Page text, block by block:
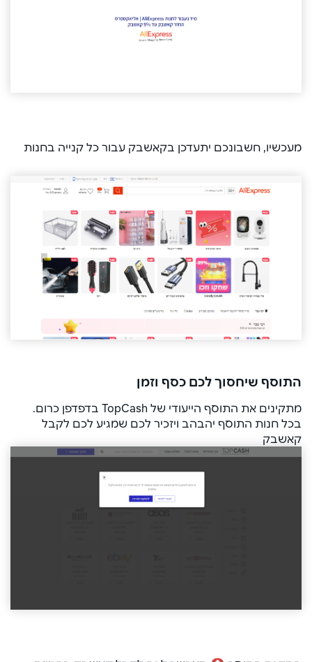
מעכשיו, חשבונכם יתעדכן בקאשבק עבור כל קנייה בחנות
התוסף שיחסוך לכם כסף וזמן
מתקינים את התוסף הייעודי של TopCash בדפדפן כרום.
בכל חנות התוסף יהבהב ויזכיר לכם שמגיע לכם לקבל
קאשבק